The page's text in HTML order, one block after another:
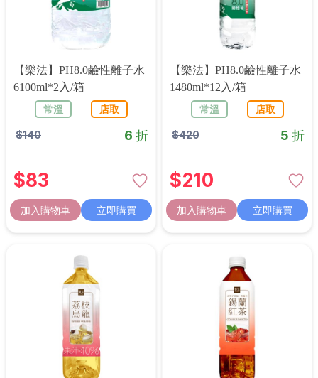
【樂法】pH8.0鹼性離子水
6100ml*2入/箱
常溫
店取
$140 6 折
$83
加入購物車 立即購買
【樂法】pH8.0鹼性離子水
1480ml*12入/箱
常溫
店取
$420 5 折
$210
加入購物車 立即購買